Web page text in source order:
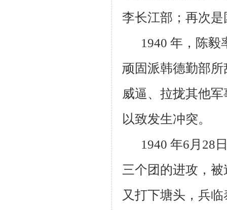
李长江部；再次
1940 年，陈
顽固派韩德勤部
威逼、拉拢其他
以致发生冲突。
1940 年6月 28
三个团的进攻，
又打下塘头，兵